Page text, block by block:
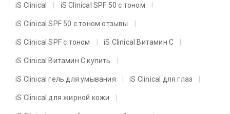
iS Clinical iS Clinical SPF 50 с тоном
iS Clinical SPF 50 с тоном отзывы
iS Clinical SPF с тоном iS Clinical Витамин C
iS Clinical Витамин C купить
iS Clinical гель для умывания iS Clinical для глаз
iS Clinical для жирной кожи